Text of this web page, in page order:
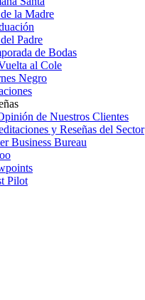
la Madre
Padre
de Bodas
al Cole
Negro
de Nuestros Clientes
y Reseñas del Sector
Business Bureau
Pilot